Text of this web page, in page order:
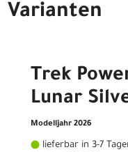
Varianten
Trek
Lunar
Modelljahr 2026
lieferbar in 3-7